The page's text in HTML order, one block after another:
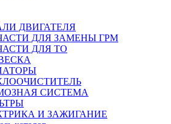
ДВИГАТЕЛЯ
ДЛЯ ЗАМЕНЫ ГРМ
ДЛЯ ТО
СИСТЕМА
И ЗАЖИГАНИЕ